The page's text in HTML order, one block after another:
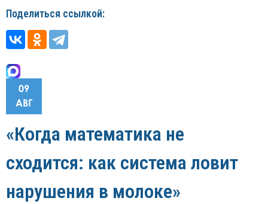
Поделиться ссылкой:
09
АВГ
«Когда математика не
сходится: как система ловит
нарушения в молоке»